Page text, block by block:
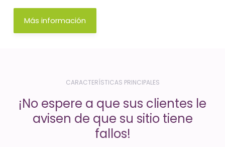
tiempo
(activo)
es
Más información
CARACTERÍSTICAS PRINCIPALES
¡No espere a que sus clientes le
avisen de que su sitio tiene
fallos!